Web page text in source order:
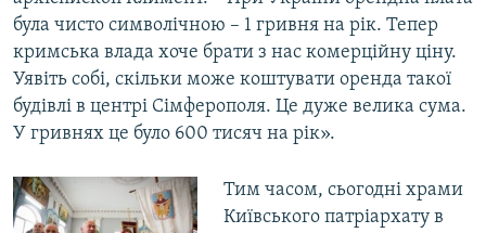
була чисто символічною – 1 гривня на рік. Тепер
кримська влада хоче брати з нас комерційну ціну.
Уявіть собі, скільки може коштувати оренда такої
будівлі в центрі Сімферополя. Це дуже велика сума.
У гривнях це було 600 тисяч на рік».
Тим часом, сьогодні храми
Київського патріархату в